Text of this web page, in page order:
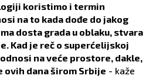
koristimo i termin
na to kada dođe do jakog
dosta grada u oblaku, stvara
Kad je reč o superćelijskoj
na veće prostore, dakle,
ovih dana širom Srbije - kaže